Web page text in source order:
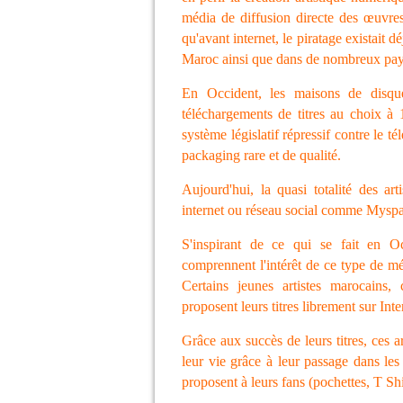
média de diffusion directe des
qu'avant internet, le piratage existait
Maroc ainsi que dans de nombreux
En Occident, les maisons de
téléchargements de titres au choix
système législatif répressif contre le
packaging rare et de qualité.
Aujourd'hui, la quasi totalité des
internet ou réseau social comme
S'inspirant de ce qui se fait en
comprennent l'intérêt de ce type de
Certains jeunes artistes
proposent leurs titres librement sur
Grâce aux succès de leurs titres, ces
leur vie grâce à leur passage dans
proposent à leurs fans (pochettes, T